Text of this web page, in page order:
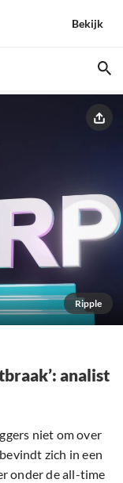
Bekijk
Ripple
analist
niet om over
zich in een
onder de all-time